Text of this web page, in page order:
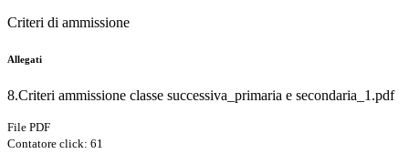
Criteri di ammissione
Allegati
8.Criteri ammissione classe successiva_primaria e secondaria_1.pdf
File PDF
Contatore click: 61